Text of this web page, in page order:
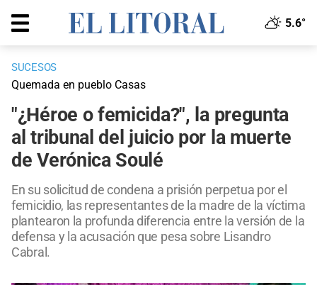
5.6°
SUCESOS
Quemada en pueblo Casas
"¿Héroe o femicida?", la pregunta
al tribunal del juicio por la muerte
de Verónica Soulé
En su solicitud de condena a prisión perpetua por el
femicidio, las representantes de la madre de la víctima
plantearon la profunda diferencia entre la versión de la
defensa y la acusación que pesa sobre Lisandro
Cabral.